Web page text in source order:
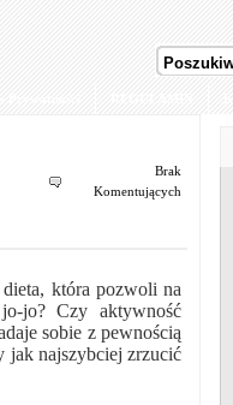
Brak
Komentujących
która pozwoli na
jo? Czy aktywność
sobie z pewnością
jak najszybciej zrzucić